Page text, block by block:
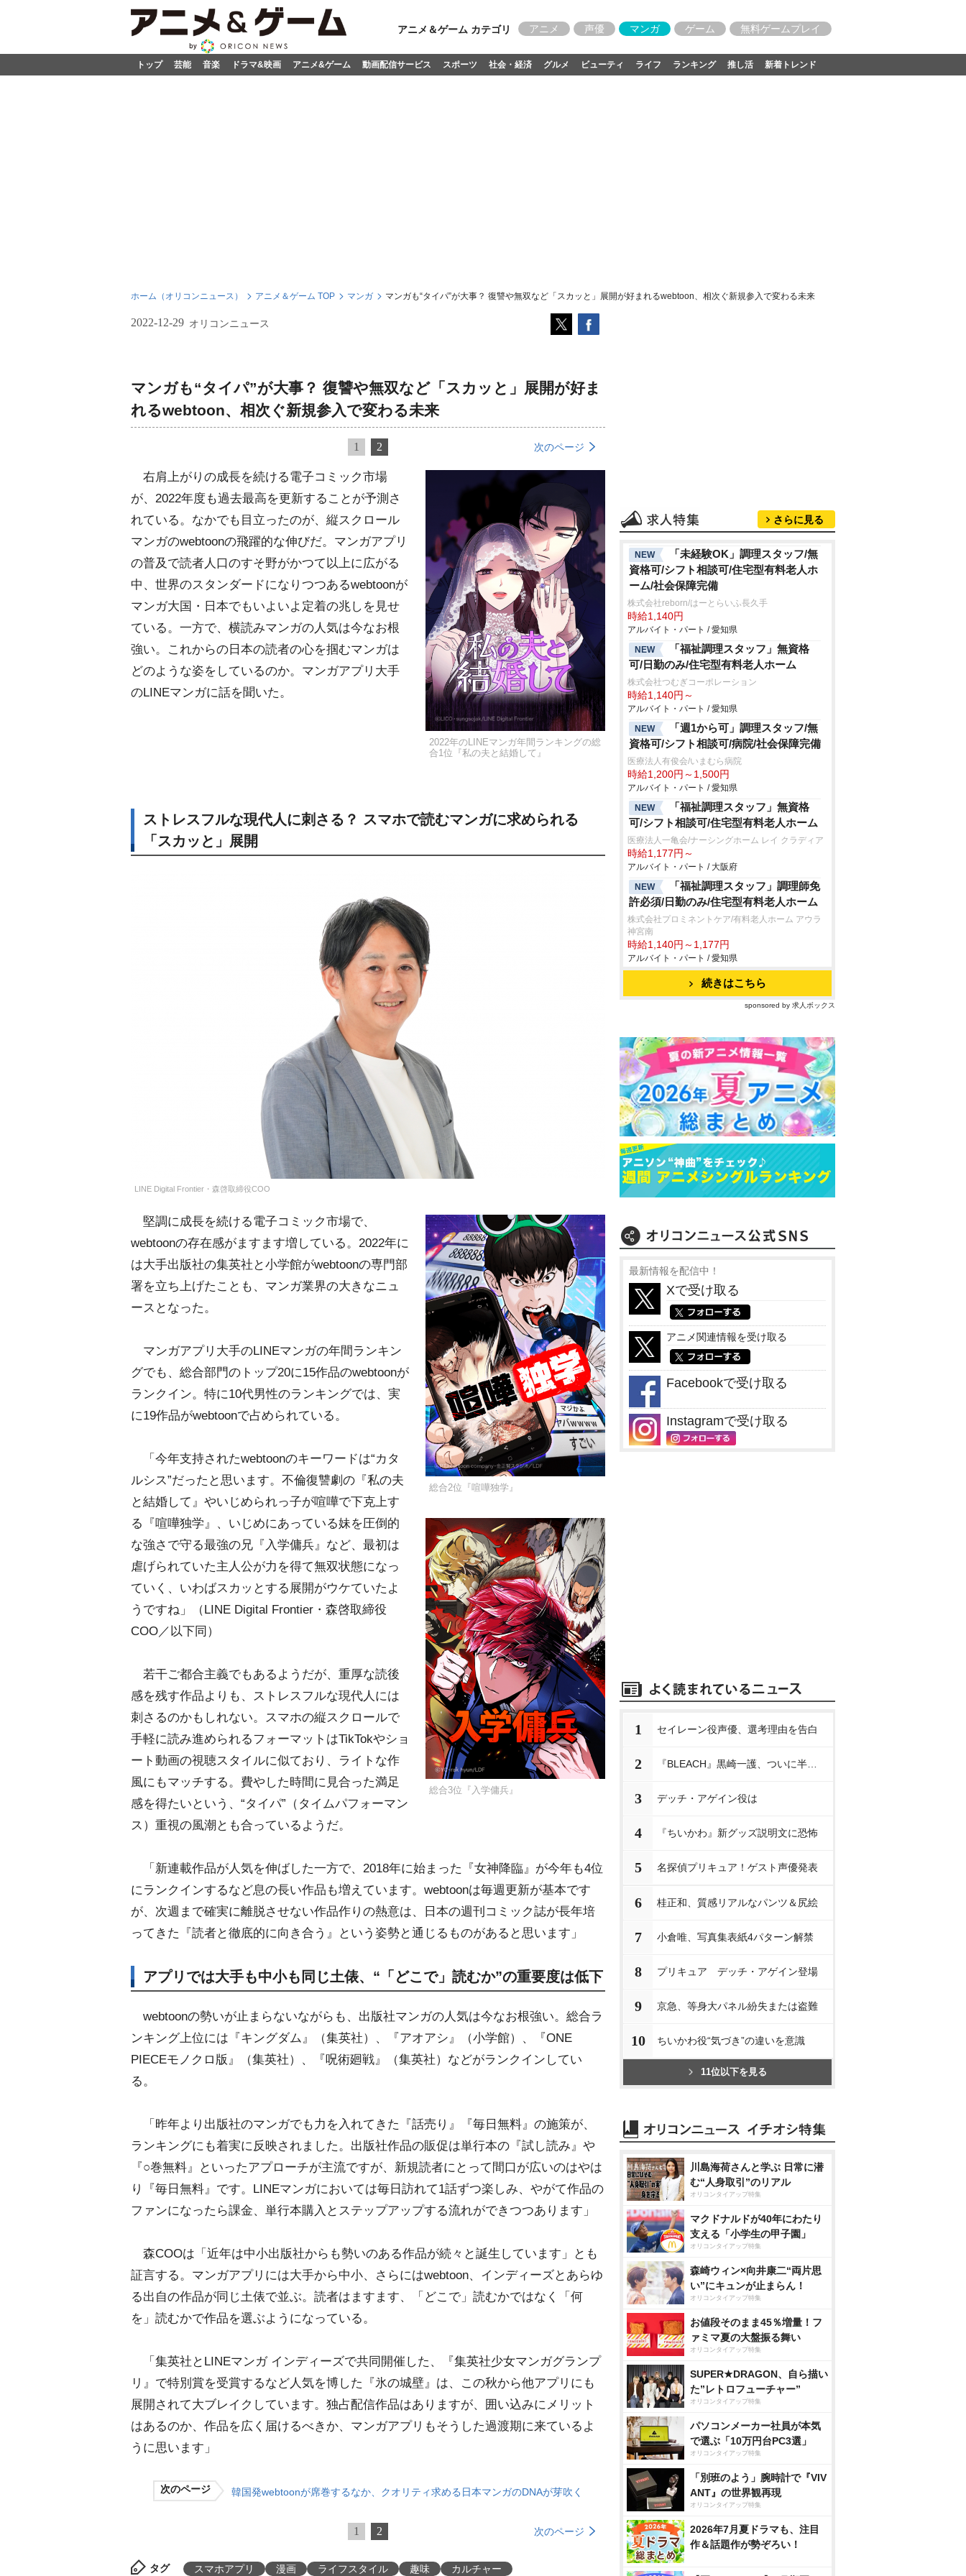
アニメ＆ゲーム カテゴリ アニメ 声優 マンガ ゲーム 無料ゲームプレイ
トップ 芸能 音楽 ドラマ&映画 アニメ&ゲーム 動画配信サービス スポーツ 社会・経済 グルメ ビューティ ライフ ランキング 推し活 新着トレンド
ホーム（オリコンニュース） アニメ＆ゲーム TOP マンガ マンガも“タイパ”が大事？ 復讐や無双など「スカッと」展開が好まれるwebtoon、相次ぐ新規参入で変わる未来
2022-12-29 オリコンニュース
マンガも“タイパ”が大事？ 復讐や無双など「スカッと」展開が好ま
れるwebtoon、相次ぐ新規参入で変わる未来
1 2 次のページ
2022年のLINEマンガ年間ランキングの総
合1位『私の夫と結婚して』
右肩上がりの成長を続ける電子コミック市場
が、2022年度も過去最高を更新することが予測さ
れている。なかでも目立ったのが、縦スクロール
マンガのwebtoonの飛躍的な伸びだ。マンガアプリ
の普及で読者人口のすそ野がかつて以上に広がる
中、世界のスタンダードになりつつあるwebtoonが
マンガ大国・日本でもいよいよ定着の兆しを見せ
ている。一方で、横読みマンガの人気は今なお根
強い。これからの日本の読者の心を掴むマンガは
どのような姿をしているのか。マンガアプリ大手
のLINEマンガに話を聞いた。
ストレスフルな現代人に刺さる？ スマホで読むマンガに求められる
「スカッと」展開
LINE Digital Frontier・森啓取締役COO
総合2位『喧嘩独学』
総合3位『入学傭兵』
堅調に成長を続ける電子コミック市場で、
webtoonの存在感がますます増している。2022年に
は大手出版社の集英社と小学館がwebtoonの専門部
署を立ち上げたことも、マンガ業界の大きなニュ
ースとなった。
マンガアプリ大手のLINEマンガの年間ランキン
グでも、総合部門のトップ20に15作品のwebtoonが
ランクイン。特に10代男性のランキングでは、実
に19作品がwebtoonで占められている。
「今年支持されたwebtoonのキーワードは“カタ
ルシス”だったと思います。不倫復讐劇の『私の夫
と結婚して』やいじめられっ子が喧嘩で下克上す
る『喧嘩独学』、いじめにあっている妹を圧倒的
な強さで守る最強の兄『入学傭兵』など、最初は
虐げられていた主人公が力を得て無双状態になっ
ていく、いわばスカッとする展開がウケていたよ
うですね」（LINE Digital Frontier・森啓取締役
COO／以下同）
若干ご都合主義でもあるようだが、重厚な読後
感を残す作品よりも、ストレスフルな現代人には
刺さるのかもしれない。スマホの縦スクロールで
手軽に読み進められるフォーマットはTikTokやショ
ート動画の視聴スタイルに似ており、ライトな作
風にもマッチする。費やした時間に見合った満足
感を得たいという、“タイパ”（タイムパフォーマン
ス）重視の風潮とも合っているようだ。
「新連載作品が人気を伸ばした一方で、2018年に始まった『女神降臨』が今年も4位
にランクインするなど息の長い作品も増えています。webtoonは毎週更新が基本です
が、次週まで確実に離脱させない作品作りの熱意は、日本の週刊コミック誌が長年培
ってきた『読者と徹底的に向き合う』という姿勢と通じるものがあると思います」
アプリでは大手も中小も同じ土俵、“「どこで」読むか”の重要度は低下
webtoonの勢いが止まらないながらも、出版社マンガの人気は今なお根強い。総合ラ
ンキング上位には『キングダム』（集英社）、『アオアシ』（小学館）、『ONE
PIECEモノクロ版』（集英社）、『呪術廻戦』（集英社）などがランクインしてい
る。
「昨年より出版社のマンガでも力を入れてきた『話売り』『毎日無料』の施策が、
ランキングにも着実に反映されました。出版社作品の販促は単行本の『試し読み』
『○巻無料』といったアプローチが主流ですが、新規読者にとって間口が広いのはやは
り『毎日無料』です。LINEマンガにおいては毎日訪れて1話ずつ楽しみ、やがて作品の
ファンになったら課金、単行本購入とステップアップする流れができつつあります」
森COOは「近年は中小出版社からも勢いのある作品が続々と誕生しています」とも
証言する。マンガアプリには大手から中小、さらにはwebtoon、インディーズとあらゆ
る出自の作品が同じ土俵で並ぶ。読者はますます、「どこで」読むかではなく「何
を」読むかで作品を選ぶようになっている。
「集英社とLINEマンガ インディーズで共同開催した、『集英社少女マンガグランプ
リ』で特別賞を受賞するなど人気を博した『氷の城壁』は、この秋から他アプリにも
展開されて大ブレイクしています。独占配信作品はありますが、囲い込みにメリット
はあるのか、作品を広く届けるべきか、マンガアプリもそうした過渡期に来ているよ
うに思います」
次のページ 韓国発webtoonが席巻するなか、クオリティ求める日本マンガのDNAが芽吹く
1 2 次のページ
タグ スマホアプリ 漫画 ライフスタイル 趣味 カルチャー
さらに見る
NEW
「未経験OK」調理スタッフ/無
資格可/シフト相談可/住宅型有料老人ホ
ーム/社会保障完備
株式会社reborn/はーとらいふ長久手
時給1,140円
アルバイト・パート / 愛知県
NEW
「福祉調理スタッフ」無資格
可/日勤のみ/住宅型有料老人ホーム
株式会社つむぎコーポレーション
時給1,140円～
アルバイト・パート / 愛知県
NEW
「週1から可」調理スタッフ/無
資格可/シフト相談可/病院/社会保障完備
医療法人有俊会/いまむら病院
時給1,200円～1,500円
アルバイト・パート / 愛知県
NEW
「福祉調理スタッフ」無資格
可/シフト相談可/住宅型有料老人ホーム
医療法人一亀会/ナーシングホーム レイ クラディア
時給1,177円～
アルバイト・パート / 大阪府
NEW
「福祉調理スタッフ」調理師免
許必須/日勤のみ/住宅型有料老人ホーム
株式会社プロミネントケア/有料老人ホーム アウラ
神宮南
時給1,140円～1,177円
アルバイト・パート / 愛知県
続きはこちら
sponsored by 求人ボックス
最新情報を配信中！
Xで受け取る
アニメ関連情報を受け取る
Facebookで受け取る
Instagramで受け取る
1 セイレーン役声優、選考理由を告白
2 『BLEACH』黒崎一護、ついに半虚化
3 デッチ・アゲイン役は
4 『ちいかわ』新グッズ説明文に恐怖
5 名探偵プリキュア！ゲスト声優発表
6 桂正和、質感リアルなパンツ＆尻絵
7 小倉唯、写真集表紙4パターン解禁
8 プリキュア デッチ・アゲイン登場
9 京急、等身大パネル紛失または盗難
10 ちいかわ役“気づき”の違いを意識
11位以下を見る
川島海荷さんと学ぶ 日常に潜
む“人身取引”のリアル
オリコンタイアップ特集
マクドナルドが40年にわたり
支える「小学生の甲子園」
オリコンタイアップ特集
森崎ウィン×向井康二“両片思
い”にキュンが止まらん！
オリコンタイアップ特集
お値段そのまま45％増量！フ
ァミマ夏の大盤振る舞い
オリコンタイアップ特集
SUPER★DRAGON、自ら描い
た”レトロフューチャー”
オリコンタイアップ特集
パソコンメーカー社員が本気
で選ぶ「10万円台PC3選」
オリコンタイアップ特集
「別班のよう」腕時計で『VIV
ANT』の世界観再現
オリコンタイアップ特集
2026年7月夏ドラマも、注目
作＆話題作が勢ぞろい！